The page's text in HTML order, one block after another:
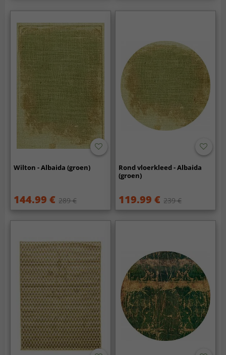
Wilton - Albaida (groen)
144.99 € 289 €
Rond vloerkleed - Albaida
(groen)
119.99 € 239 €